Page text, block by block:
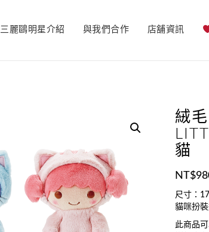
三麗鷗明星介紹 與我們合作 店舖資訊
絨
貓
NT$
尺寸：
貓咪扮
此商品